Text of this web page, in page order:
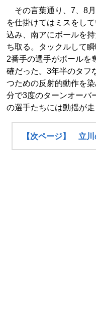
その言葉通り、7、8
を仕掛けてはミスをし
込み、南アにボールを
ち取る。タックルして
2番手の選手がボールを
確だった。3年半のタフ
つための反射的動作を
分で3度のターンオーバ
の選手たちには動揺が走
【次ページ】 立川